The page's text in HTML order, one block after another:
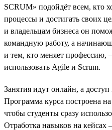
SCRUM» подойдёт всем, кто
процессы и достигать своих
и владельцам бизнеса он
командную работу, а
и тем, кто меняет профессию,
использовать Agile и Scrum.
Занятия идут онлайн, а доступ
Программа курса построена
чтобы студенты сразу
Отработка навыков на